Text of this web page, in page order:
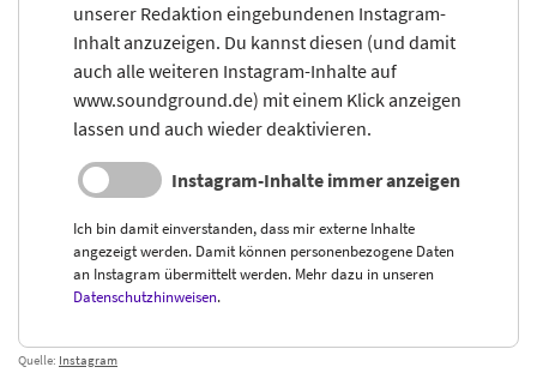
unserer Redaktion eingebundenen Instagram-
Inhalt anzuzeigen. Du kannst diesen (und damit
auch alle weiteren Instagram-Inhalte auf
www.soundground.de) mit einem Klick anzeigen
lassen und auch wieder deaktivieren.
Instagram-Inhalte immer anzeigen
Ich bin damit einverstanden, dass mir externe Inhalte
angezeigt werden. Damit können personenbezogene Daten
an Instagram übermittelt werden. Mehr dazu in unseren
Datenschutzhinweisen.
Quelle: Instagram